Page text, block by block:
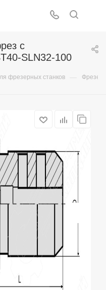
с
SLN32-100
фрезерных станков —